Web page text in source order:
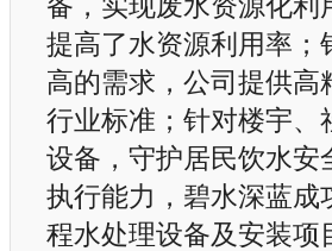
备，实现废水资源化
提高了水资源利用率；
高的需求，公司提供
行业标准；针对楼宇、
设备，守护居民饮水安
执行能力，碧水深蓝成
程水处理设备及安装项